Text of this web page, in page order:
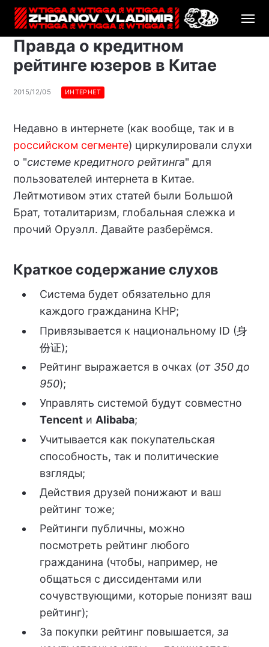
Правда о кредитном
рейтинге юзеров в Китае
2015/12/05 ИНТЕРНЕТ
Недавно в интернете (как вообще, так и в
российском сегменте) циркулировали слухи
о "системе кредитного рейтинга" для
пользователей интернета в Китае.
Лейтмотивом этих статей были Большой
Брат, тоталитаризм, глобальная слежка и
прочий Оруэлл. Давайте разберёмся.
Краткое содержание слухов
Система будет обязательно для
каждого гражданина КНР;
Привязывается к национальному ID (身
份证);
Рейтинг выражается в очках (от 350 до
950);
Управлять системой будут совместно
Tencentи Alibaba;
Учитывается как покупательская
способность, так и политические
взгляды;
Действия друзей понижают и ваш
рейтинг тоже;
Рейтинги публичны, можно
посмотреть рейтинг любого
гражданина (чтобы, например, не
общаться с диссидентами или
сочувствующими, которые понизят ваш
рейтинг);
За покупки рейтинг повышается, за